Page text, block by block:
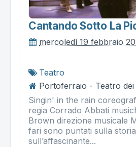
Cantando Sotto La
mercoledì 19 febbraio
Teatro
Portoferraio - Teatro dei
Singin' in the rain
regia Corrado Abbati
Brown direzione musicale
fari sono puntati sulla
sull’affascinante...